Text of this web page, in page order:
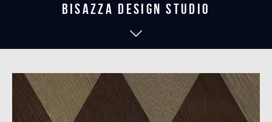
bisazza design studio